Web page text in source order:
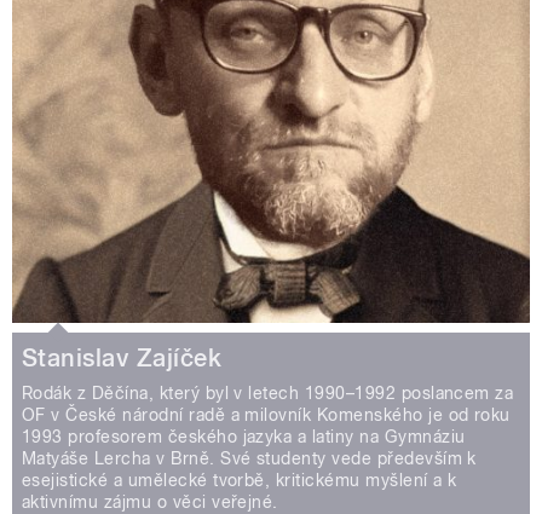
Stanislav Zajíček
Rodák z Děčína, který byl v letech 1990–1992 poslancem za
OF v České národní radě a milovník Komenského je od roku
1993 profesorem českého jazyka a latiny na Gymnáziu
Matyáše Lercha v Brně. Své studenty vede především k
esejistické a umělecké tvorbě, kritickému myšlení a k
aktivnímu zájmu o věci veřejné.